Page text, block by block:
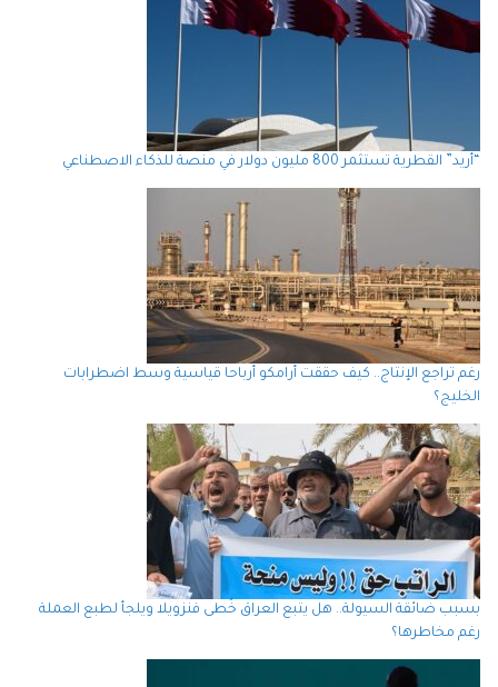
“أريد” القطرية تستثمر 800 مليون دولار في منصة للذكاء الاصطناعي
رغم تراجع الإنتاج.. كيف حققت أرامكو أرباحا قياسية وسط اضطرابات
الخليج؟
بسبب ضائقة السيولة.. هل يتبع العراق خُطى فنزويلا ويلجأ لطبع العملة
رغم مخاطرها؟